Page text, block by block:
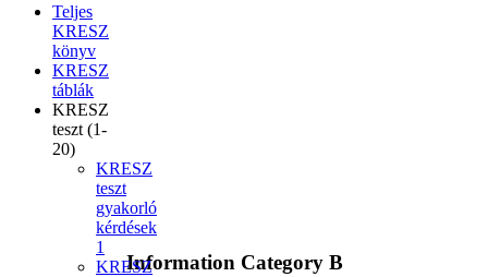
Information Category B
Teljes
KRESZ
könyv
KRESZ
táblák
KRESZ
teszt (1-
20)
KRESZ
teszt
gyakorló
kérdések
1
KRESZ